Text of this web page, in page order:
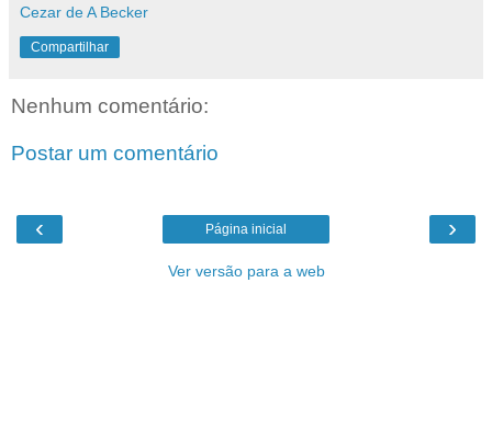
Cezar de A Becker
Compartilhar
Nenhum comentário:
Postar um comentário
‹ ›
Página inicial
Ver versão para a web